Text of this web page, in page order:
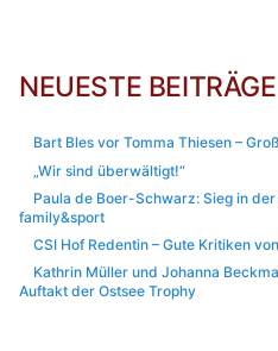
NEUESTE BEITRÄGE
Bart Bles vor Tomma Thiesen –
„Wir sind überwältigt!“
Paula de Boer-Schwarz: Sieg in
family&sport
CSI Hof Redentin – Gute Kritiken
Kathrin Müller und Johanna
Auftakt der Ostsee Trophy